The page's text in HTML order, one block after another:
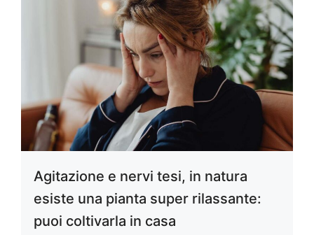
Agitazione e nervi tesi, in natura
esiste una pianta super rilassante:
puoi coltivarla in casa